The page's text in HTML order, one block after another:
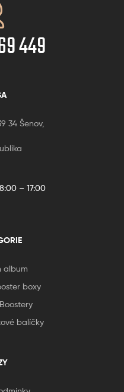
449
34 Šenov,
8:00 – 17:00
album
boxy
balíčky